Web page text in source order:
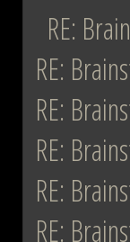
RE:
RE:
RE:
RE:
RE:
RE: